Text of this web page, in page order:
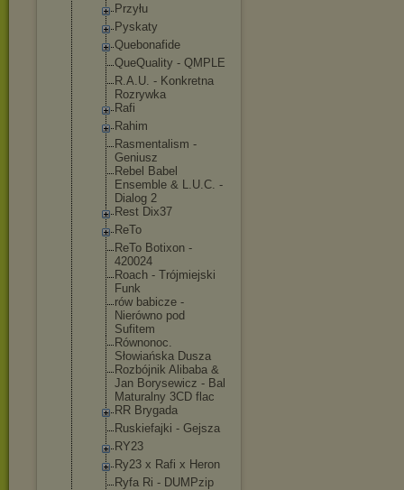
Przyłu
Pyskaty
Quebonafide
QueQuality - QMPLE
R.A.U. - Konkretna
Rozrywka
Rafi
Rahim
Rasmentalism -
Geniusz
Rebel Babel
Ensemble & L.U.C. -
Dialog 2
Rest Dix37
ReTo
ReTo Botixon -
420024
Roach - Trójmiejski
Funk
rów babicze -
Nierówno pod
Sufitem
Równonoc.
Słowiańska Dusza
Rozbójnik Alibaba &
Jan Borysewicz - Bal
Maturalny 3CD flac
RR Brygada
Ruskiefajki - Gejsza
RY23
Ry23 x Rafi x Heron
Ryfa Ri - DUMPzip